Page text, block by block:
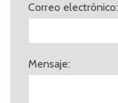
Correo electrónico:
Mensaje: